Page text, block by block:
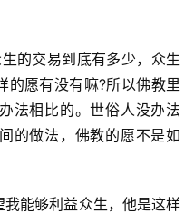
的交易到底有多少，众生
的愿有没有嘛?所以佛教里
法相比的。世俗人没办法
的做法，佛教的愿不是如
能够利益众生，他是这样